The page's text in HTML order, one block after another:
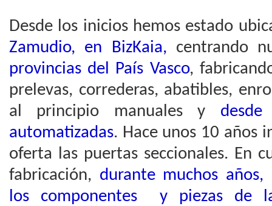
Desde los inicios hemos estado
Zamudio, en BizKaia, centrando
provincias del País Vasco,
prelevas, correderas, abatibles,
al principio manuales y
automatizadas. Hace unos 10 años
oferta las puertas seccionales. En
fabricación, durante muchos
los componentes y piezas de